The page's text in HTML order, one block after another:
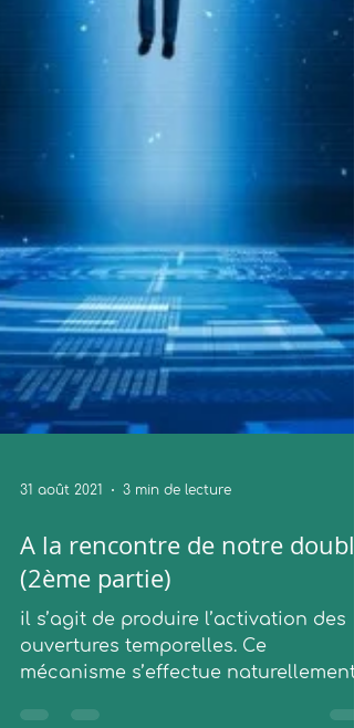
31 août 2021 3 min de lecture
A la rencontre de notre double
(2ème partie)
il s’agit de produire l’activation des
mécanisme s’effectue naturellement